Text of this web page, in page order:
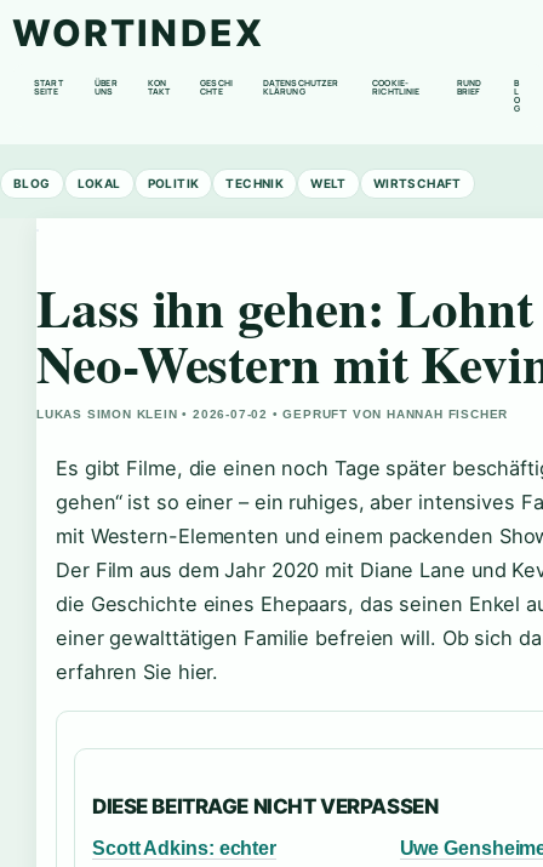
WORTINDEX
START
SEITE
ÜBER
UNS
KON
TAKT
GESCHI
CHTE
DATENSCHUTZER
KLÄRUNG
COOKIE-
RICHTLINIE
RUND
BRIEF
B
L
O
G
BLOG LOKAL POLITIK TECHNIK WELT WIRTSCHAFT
Lass ihn gehen:
Neo-Western mit
LUKAS SIMON KLEIN • 2026-07-02 • GEPRUFT VON HANNAH FISCHER
Es gibt Filme, die einen noch Tage später
gehen“ ist so einer – ein ruhiges, aber intensives
mit Western-Elementen und einem packenden
Der Film aus dem Jahr 2020 mit Diane Lane und
die Geschichte eines Ehepaars, das seinen Enkel
einer gewalttätigen Familie befreien will. Ob sich
erfahren Sie hier.
DIESE BEITRAGE NICHT VERPASSEN
Scott Adkins: echter
Uwe